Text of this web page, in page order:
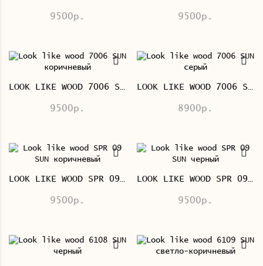
9500р. 9500р.
LOOK LIKE WOOD 7006 SUN КОРИЧНЕВЫЙ
9500р.
LOOK LIKE WOOD 7006 SUN СЕРЫЙ
8900р.
LOOK LIKE WOOD SPR 09 SUN КОРИЧНЕВЫЙ
9500р.
LOOK LIKE WOOD SPR 09 SUN ЧЕРНЫЙ
9500р.